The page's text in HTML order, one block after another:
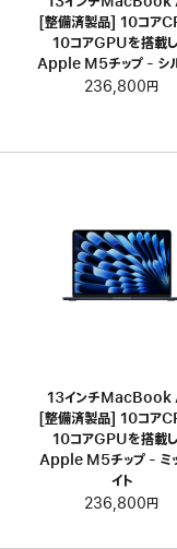
[整備済製品] 10コア
10コアGPUを搭載
Apple M5チップ - シ
236,800円
13インチMacBook
[整備済製品] 10コア
10コアGPUを搭載
Apple M5チップ - ミ
イト
236,800円